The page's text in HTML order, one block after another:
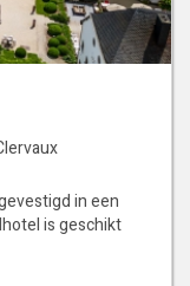
in een
is geschikt